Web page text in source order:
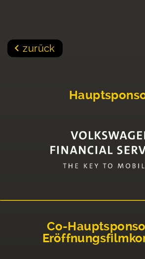
zurück
Co-